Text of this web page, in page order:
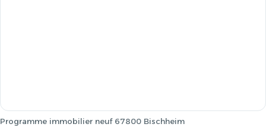
Programme immobilier neuf 67800 Bischheim